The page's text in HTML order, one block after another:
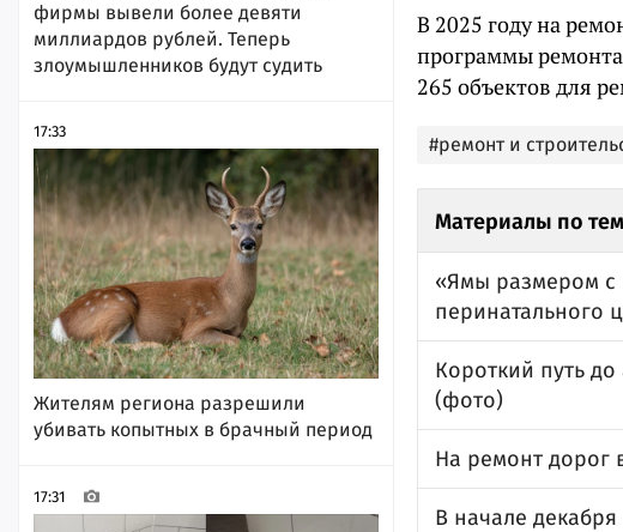
фирмы вывели более девяти
миллиардов рублей. Теперь
злоумышленников будут судить
17:33
Жителям региона разрешили
убивать копытных в брачный период
17:31
В 2025 году на
программы ремонта
265 объектов для
#ремонт и
Материалы по
«Ямы размером с
перинатального
Короткий путь
(фото)
На ремонт дорог
В начале